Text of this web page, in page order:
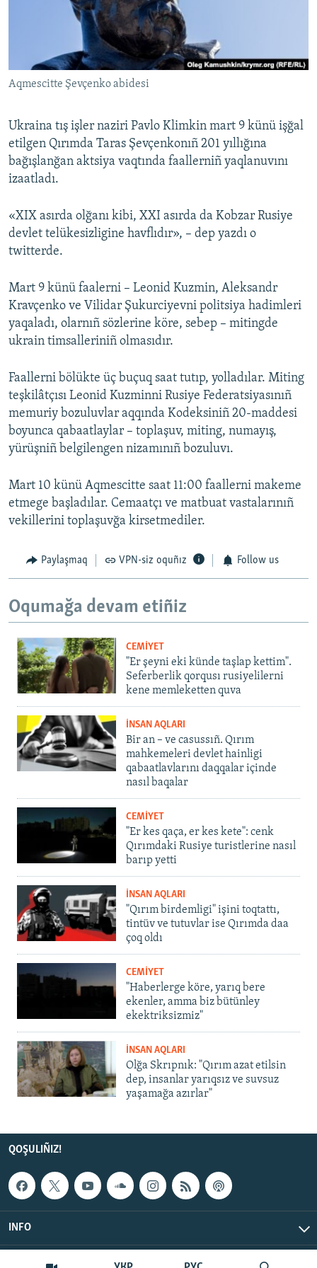
Українською
QOŞULIÑIZ!
RFE/RS bütün saytları
Aqmescitte Şevçenko abidesi
Ukraina tış işler naziri Pavlo Klimkin mart 9 künü işğal
etilgen Qırımda Taras Şevçenkonıñ 201 yıllığına
bağışlanğan aktsiya vaqtında faallerniñ yaqlanuvını
izaatladı.
«XIX asırda olğanı kibi, XXI asırda da Kobzar Rusiye
devlet telükesizligine havflıdır», – dep yazdı o
twitterde.
Mart 9 künü faalerni – Leonid Kuzmin, Aleksandr
Kravçenko ve Vilidar Şukurciyevni politsiya hadimleri
yaqaladı, olarnıñ sözlerine köre, sebep – mitingde
ukrain timsalleriniñ olmasıdır.
Faallerni bölükte üç buçuq saat tutıp, yolladılar. Miting
teşkilâtçısı Leonid Kuzminni Rusiye Federatsiyasınıñ
memuriy bozuluvlar aqqında Kodeksiniñ 20-maddesi
boyunca qabaatlaylar – toplaşuv, miting, numayış,
yürüşniñ belgilengen nizamınıñ bozuluvı.
Mart 10 künü Aqmescitte saat 11:00 faallerni makeme
etmege başladılar. Cemaatçı ve matbuat vastalarınıñ
vekillerini toplaşuvğa kirsetmediler.
Paylaşmaq VPN-siz oquñız Follow us
Oqumağa devam etiñiz
CEMİYET
"Er şeyni eki künde taşlap kettim".
Seferberlik qorqusı rusiyelilerni
kene memleketten quva
İNSAN AQLARI
Bir an – ve casussıñ. Qırım
mahkemeleri devlet hainligi
qabaatlavlarını daqqalar içinde
nasıl baqalar
CEMİYET
"Er kes qaça, er kes kete": cenk
Qırımdaki Rusiye turistlerine nasıl
barıp yetti
İNSAN AQLARI
"Qırım birdemligi" işini toqtattı,
tintüv ve tutuvlar ise Qırımda daa
çoq oldı
CEMİYET
"Haberlerge köre, yarıq bere
ekenler, amma biz bütünley
ekektriksizmiz"
İNSAN AQLARI
Olğa Skrıpnık: "Qırım azat etilsin
dep, insanlar yarıqsız ve suvsuz
yaşamağa azırlar"
QOŞULIÑIZ!
INFO
© Qırım.Aqiqat, 2026 | All Rights Reserved.